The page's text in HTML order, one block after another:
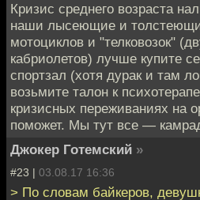
Кризис среднего возраста
наши лысеющие и
мотоциклов и "телковозок"
кабриолетов) лучше купите
спортзал (хотя дурак и там
возьмите талон к
кризисных переживаниях на
поможет. Мы тут все —
Джокер Готемский »
#23 | 03.08.17 16:36
> По словам байкеров,